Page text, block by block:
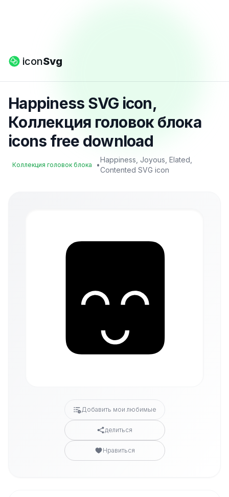
iconSvg
Happiness SVG icon,
Коллекция головок блока
icons free download
Коллекция головок блока •
Happiness, Joyous, Elated,
Contented SVG icon
Добавить мои любимые
делиться
Нравиться